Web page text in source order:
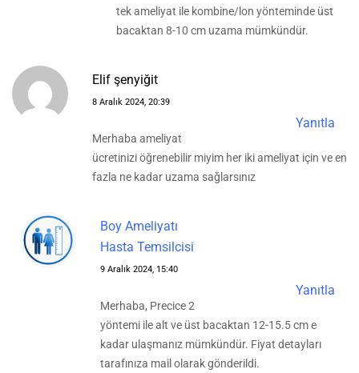
tek ameliyat ile kombine/lon yönteminde üst
bacaktan 8-10 cm uzama mümkündür.
Elif şenyiğit
8 Aralık 2024, 20:39
Yanıtla
Merhaba ameliyat
ücretinizi öğrenebilir miyim her iki ameliyat için ve en
fazla ne kadar uzama sağlarsınız
Boy Ameliyatı
Hasta Temsilcisi
9 Aralık 2024, 15:40
Yanıtla
Merhaba, Precice 2
yöntemi ile alt ve üst bacaktan 12-15.5 cm e
kadar ulaşmanız mümkündür. Fiyat detayları
tarafınıza mail olarak gönderildi.